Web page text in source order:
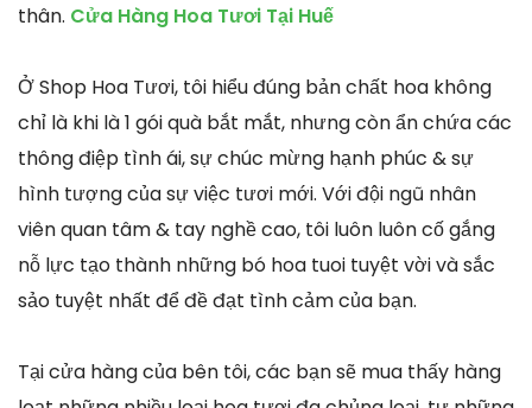
thân. Cửa Hàng Hoa Tươi Tại Huế
Ở Shop Hoa Tươi, tôi hiểu đúng bản chất hoa không
chỉ là khi là 1 gói quà bắt mắt, nhưng còn ẩn chứa các
thông điệp tình ái, sự chúc mừng hạnh phúc & sự
hình tượng của sự việc tươi mới. Với đội ngũ nhân
viên quan tâm & tay nghề cao, tôi luôn luôn cố gắng
nỗ lực tạo thành những bó hoa tuoi tuyệt vời và sắc
sảo tuyệt nhất để đề đạt tình cảm của bạn.
Tại cửa hàng của bên tôi, các bạn sẽ mua thấy hàng